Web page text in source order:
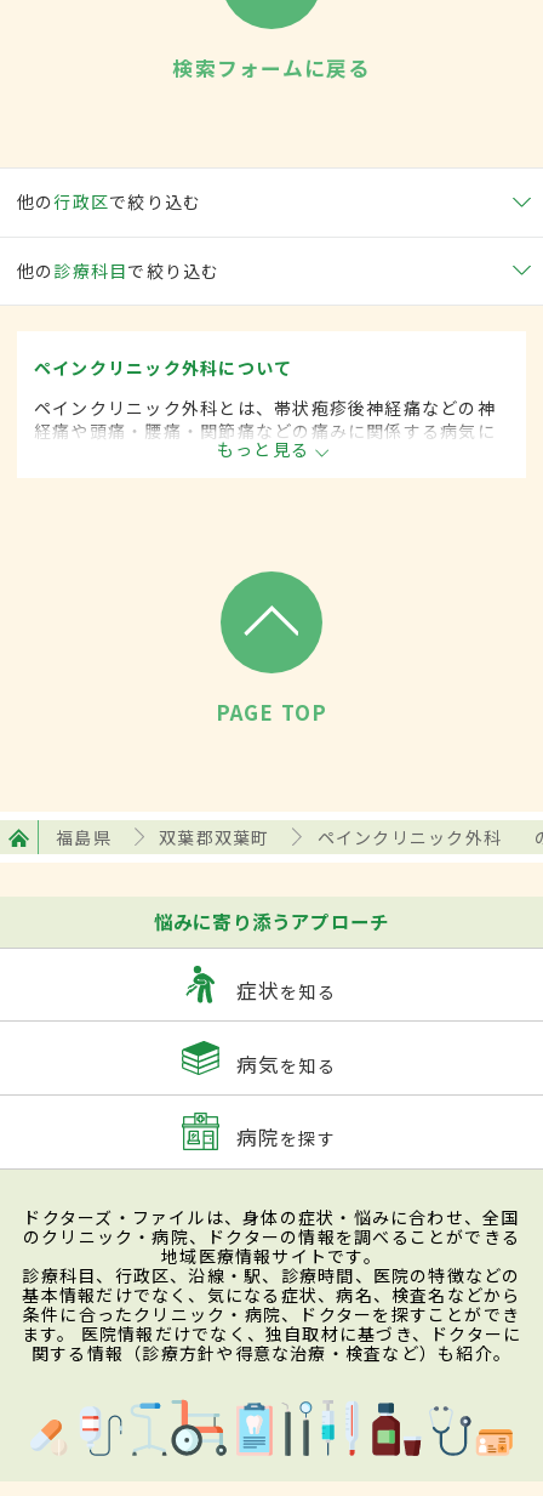
検索フォームに戻る
他の行政区で絞り込む
他の 診療科目で絞り込む
ペインクリニック外科について
ペインクリニック外科とは、帯状疱疹後神経痛などの神
経痛や頭痛・腰痛・関節痛などの痛みに関係する病気に
対して、手術的な方法によって治療する外科の一領域で
す。平成20年4月の制度改正前は、ペインクリニック科
もっと見る
PAGE TOP
福島県 双葉郡双葉町 ペインクリニック外科
悩みに寄り添うアプローチ
症状を知る
病気を知る
病院を探す
ドクターズ・ファイルは、身体の症状・悩みに合わせ、全国
のクリニック・病院、ドクターの情報を調べることができる
地域医療情報サイトです。
診療科目、行政区、沿線・駅、診療時間、医院の特徴などの
基本情報だけでなく、気になる症状、病名、検査名などから
条件に合ったクリニック・病院、ドクターを探すことができ
ます。 医院情報だけでなく、独自取材に基づき、ドクターに
関する情報（診療方針や得意な治療・検査など）も紹介。